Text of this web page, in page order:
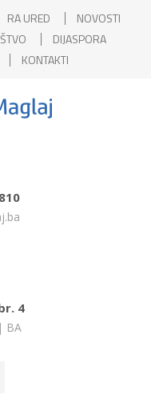
RA URED
NOVOSTI
DIJASPORA
KONTAKTI
4
BA